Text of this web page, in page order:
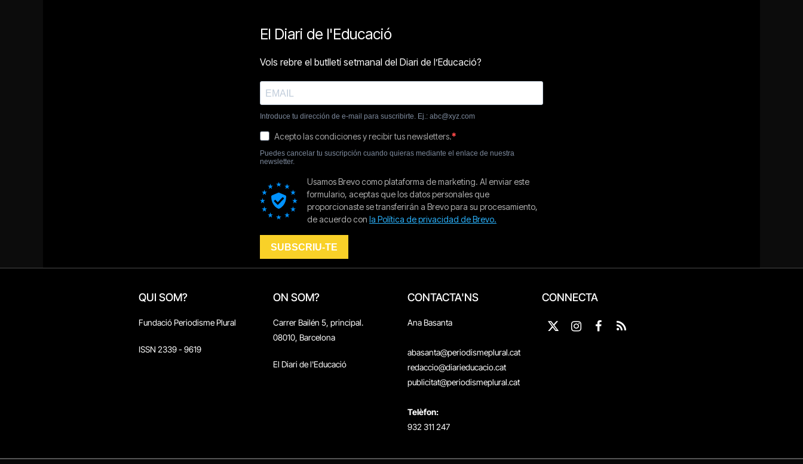
QUI SOM?
Fundació Periodisme Plural
ISSN 2339 - 9619
ON SOM?
Carrer Bailén 5, principal.
08010, Barcelona
El Diari de l'Educació
CONTACTA'NS
Ana Basanta
abasanta@periodismeplural.cat
redaccio@diarieducacio.cat
publicitat@periodismeplural.cat
Telèfon:
932 311 247
CONNECTA
X
Instagram
Facebook
RSS